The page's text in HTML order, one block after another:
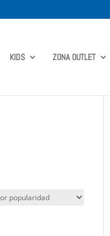
KIDS ZONA OUTLET